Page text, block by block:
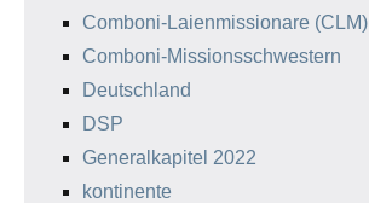
Comboni-Laienmissionare (CLM)
Comboni-Missionsschwestern
Deutschland
DSP
Generalkapitel 2022
kontinente